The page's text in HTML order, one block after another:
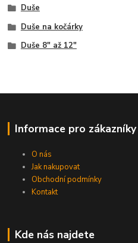
Duše
Duše na kočárky
Duše 8" až 12"
Informace pro zákazníky
O nás
Jak nakupovat
Obchodní podmínky
Kontakt
Kde nás najdete